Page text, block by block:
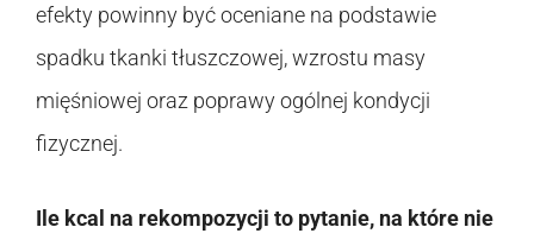
efekty powinny być oceniane na podstawie
spadku tkanki tłuszczowej, wzrostu masy
mięśniowej oraz poprawy ogólnej kondycji
fizycznej.
Ile kcal na rekompozycji to pytanie, na które nie